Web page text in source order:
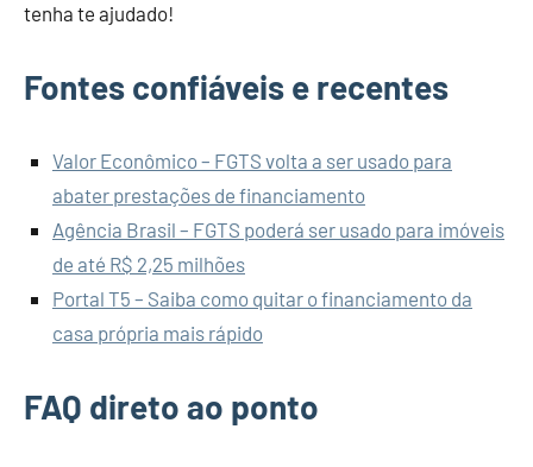
tenha te ajudado!
Fontes confiáveis e recentes
Valor Econômico – FGTS volta a ser usado para
abater prestações de financiamento
Agência Brasil – FGTS poderá ser usado para imóveis
de até R$ 2,25 milhões
Portal T5 – Saiba como quitar o financiamento da
casa própria mais rápido
FAQ direto ao ponto